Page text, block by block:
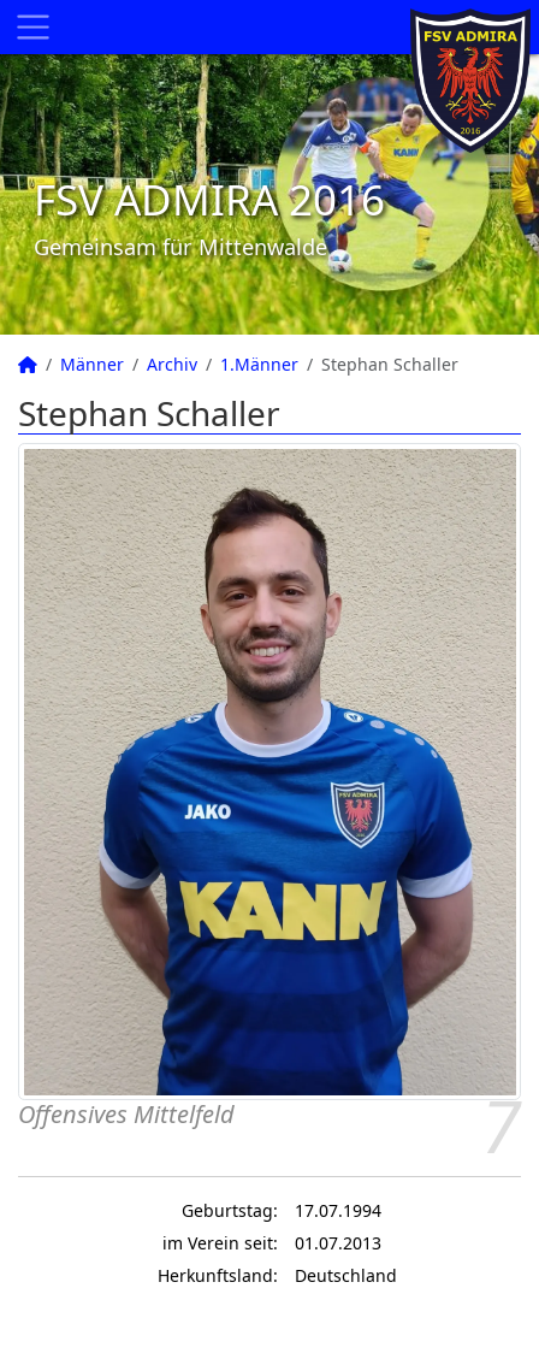
FSV ADMIRA 2016
Gemeinsam für Mittenwalde
Männer Archiv 1.Männer Stephan Schaller
Stephan Schaller
7
Offensives Mittelfeld
Geburtstag:
17.07.1994
im Verein seit:
01.07.2013
Herkunftsland:
Deutschland